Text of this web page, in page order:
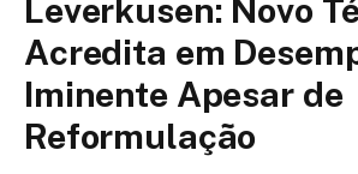
Leverkusen: Novo
Acredita em
Iminente Apesar de
Reformulação